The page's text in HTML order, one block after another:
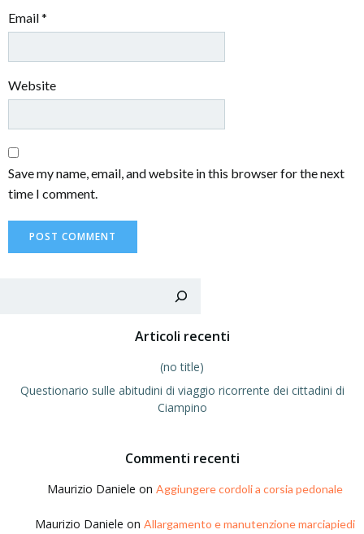
Email*
Website
Save my name, email, and website in this browser for the next
time I comment.
Articoli recenti
(no title)
Questionario sulle abitudini di viaggio ricorrente dei cittadini di
Ciampino
Commenti recenti
Maurizio Daniele on Aggiungere cordoli a corsia pedonale
Maurizio Daniele on Allargamento e manutenzione marciapiedi